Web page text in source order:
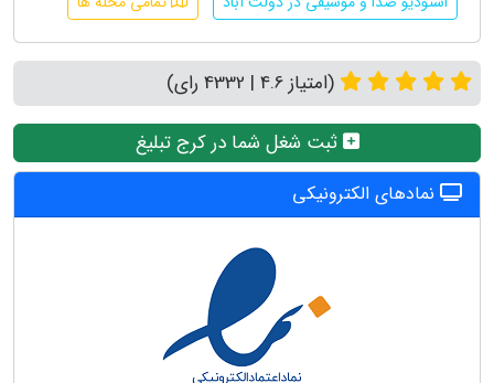
(امتیاز 4.6 | 4332 رای)
ثبت شغل شما در کرج تبلیغ
نمادهای الکترونیکی